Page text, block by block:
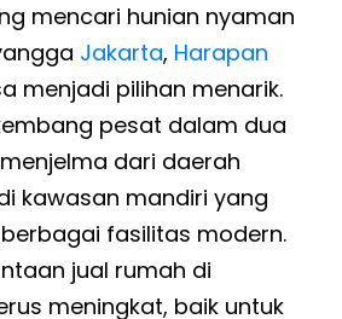
mencari hunian nyaman
Jakarta, Harapan
menjadi pilihan menarik.
pesat dalam dua
dari daerah
kawasan mandiri yang
fasilitas modern.
jual rumah di
meningkat, baik untuk